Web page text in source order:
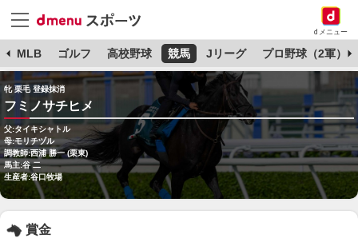
dメニュー
MLB ゴルフ 高校野球 競馬 Jリーグ プロ野球（2軍）
牝 栗毛 登録抹消
フミノサチヒメ
父:タイキシャトル
母:モリチヅル
調教師:西浦 勝一 (栗東)
馬主:谷 二
生産者:谷口牧場
賞金